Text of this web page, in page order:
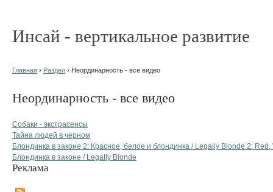
Инсай - вертикальное развитие
Главная › Раздел › Неординарность - все видео
Неординарность - все видео
Cобаки - экстрасенсы
Тайна людей в черном
Блондинка в законе 2: Красное, белое и блондинка / Legally Blonde 2:
Блондинка в законе / Legally Blonde
Реклама